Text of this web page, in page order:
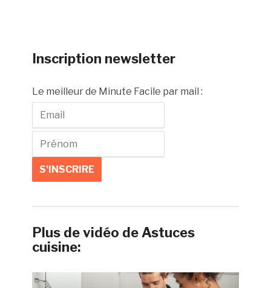
Inscription newsletter
Le meilleur de Minute Facile par mail :
Plus de vidéo de Astuces
cuisine: